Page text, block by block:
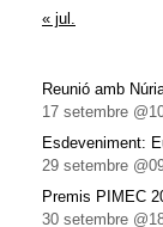
« jul.
Reunió amb
17 setembre
Esdeveniment:
29 setembre
Premis PIMEC
30 setembre